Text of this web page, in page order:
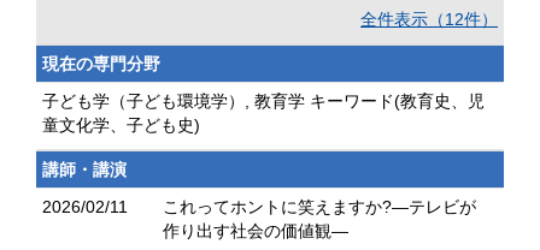
全件表示（12件）
現在の専門分野
子ども学（子ども環境学）, 教育学 キーワード(教育史、児
童文化学、子ども史)
講師・講演
2026/02/11
これってホントに笑えますか?―テレビが
作り出す社会の価値観―